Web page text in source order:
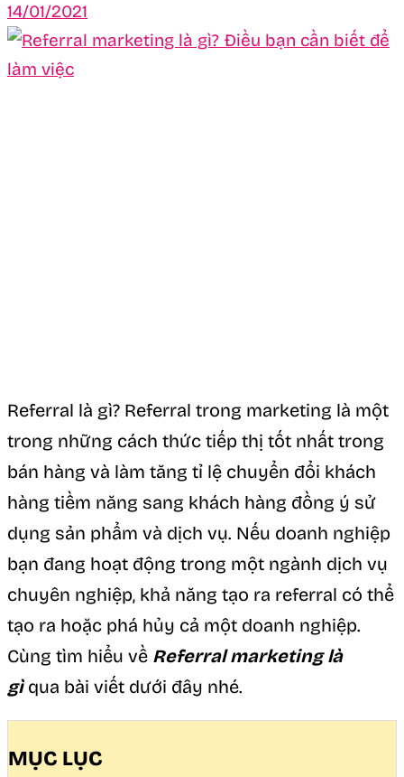
14/01/2021
Referral là gì? Referral trong marketing là một
trong những cách thức tiếp thị tốt nhất trong
bán hàng và làm tăng tỉ lệ chuyển đổi khách
hàng tiềm năng sang khách hàng đồng ý sử
dụng sản phẩm và dịch vụ. Nếu doanh nghiệp
bạn đang hoạt động trong một ngành dịch vụ
chuyên nghiệp, khả năng tạo ra referral có thể
tạo ra hoặc phá hủy cả một doanh nghiệp.
Cùng tìm hiểu về Referral marketing là
gìqua bài viết dưới đây nhé.
MỤC LỤC